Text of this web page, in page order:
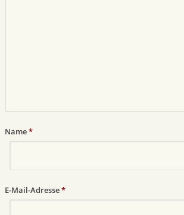
Name*
E-Mail-Adresse*